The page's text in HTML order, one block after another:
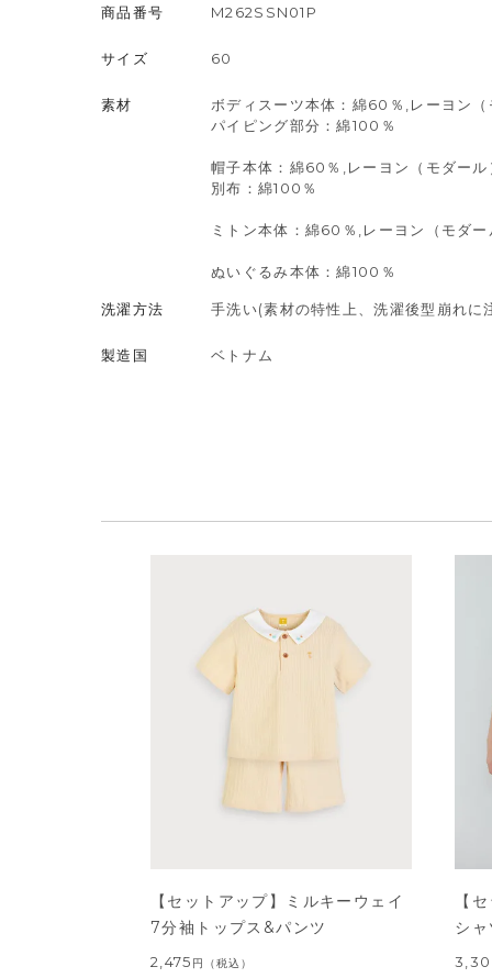
商品番号 M262SSN01P
サイズ 60
素材
ボディスーツ本体：綿60％,レーヨン
パイピング部分：綿100％
帽子本体：綿60％,レーヨン（モダー
別布：綿100％
ミトン本体：綿60％,レーヨン（モダ
ぬいぐるみ本体：綿100％
洗濯方法 手洗い(素材の特性上、洗濯後型崩れ
製造国 ベトナム
【セットアップ】ミルキーウェイ
7分袖トップス&パンツ
2,475 円 （税込）
【
シ